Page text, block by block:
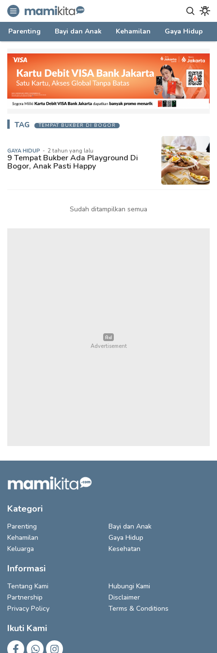
mamikita.com
Informasi Parenting untuk Mami Milenial
Parenting Bayi dan Anak Kehamilan Gaya Hidup
TAG TEMPAT BUKBER DI BOGOR
GAYA HIDUP - 2 tahun yang lalu
9 Tempat Bukber Ada Playground Di
Bogor, Anak Pasti Happy
Sudah ditampilkan semua
Kategori
Parenting
Bayi dan Anak
Kehamilan
Gaya Hidup
Keluarga
Kesehatan
Informasi
Tentang Kami
Hubungi Kami
Partnership
Disclaimer
Privacy Policy
Terms & Conditions
Ikuti Kami